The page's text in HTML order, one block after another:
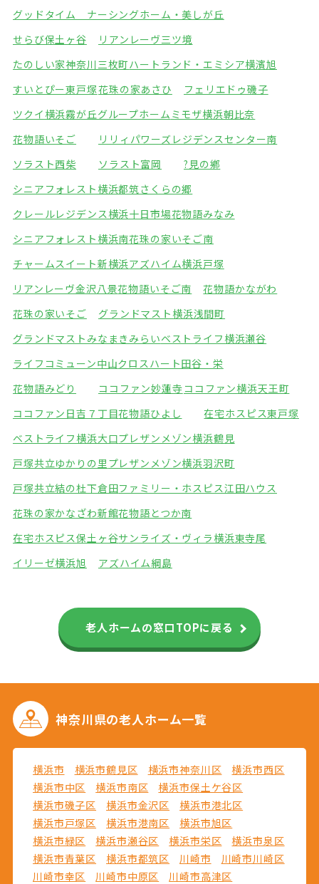
グッドタイム ナーシングホーム・美しが丘
せらび保土ヶ谷
リアンレーヴ三ツ境
たのしい家神奈川三枚町ハートランド・エミシア横濱旭
すいとぴー東戸塚花珠の家あさひ
フェリエドゥ磯子
ツクイ横浜霧が丘グループホーム ミモザ横浜朝比奈
花物語いそご
リリィパワーズレジデンスセンター南
ソラスト西柴
ソラスト富岡
?見の鄕
シニアフォレスト横浜都筑さくらの郷
クレールレジデンス横浜十日市場花物語みなみ
シニアフォレスト横浜南花珠の家いそご南
チャームスイート新横浜アズハイム横浜戸塚
リアンレーヴ金沢八景花物語いそご南
花物語かながわ
花珠の家いそご
グランドマスト横浜浅間町
グランドマストみなまきみらいベストライフ横浜瀬谷
ライフコミューン中山クロスハート田谷・栄
花物語みどり
ココファン妙蓮寺ココファン横浜天王町
ココファン日吉７丁目花物語ひよし
在宅ホスピス東戸塚
ベストライフ横浜大口プレザンメゾン横浜鶴見
戸塚共立ゆかりの里 プレザンメゾン横浜羽沢町
戸塚共立結の杜下倉田ファミリー・ホスピス江田ハウス
花珠の家かなざわ新館花物語とつか南
在宅ホスピス保土ヶ谷サンライズ・ヴィラ横浜東寺尾
イリーゼ横浜旭
アズハイム綱島
老人ホームの窓口TOPに戻る
神奈川県の老人ホーム一覧
横浜市 横浜市鶴見区 横浜市神奈川区
横浜市西区
横浜市中区
横浜市南区
横浜市保土ケ谷区
横浜市磯子区
横浜市金沢区
横浜市港北区
横浜市戸塚区
横浜市港南区
横浜市旭区
横浜市緑区
横浜市瀬谷区 横浜市栄区
横浜市泉区
横浜市青葉区
横浜市都筑区 川崎市
川崎市川崎区
川崎市幸区
川崎市中原区
川崎市高津区